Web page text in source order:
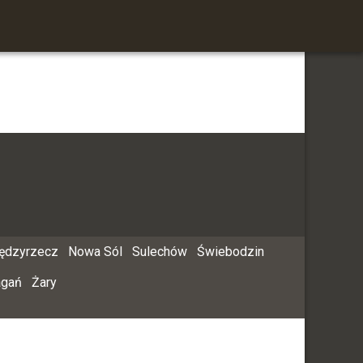
Nowa Sól Sulechów
Świebodzin
Żary